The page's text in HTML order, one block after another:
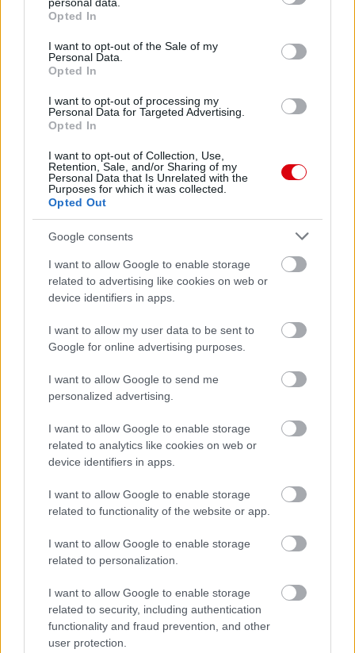
grant or deny consent to Google and its third-party tags to
use your data for below specified purposes in below Google
consent section.
Opted In
I want to opt-out of the Sale of my
Personal Data.
Opted In
I want to opt-out of processing my
Personal Data for Targeted Advertising.
Opted In
I want to opt-out of Collection, Use,
Retention, Sale, and/or Sharing of my
Personal Data that Is Unrelated with the
Purposes for which it was collected.
Opted Out
Google consents
I want to allow Google to enable storage
related to advertising like cookies on web or
device identifiers in apps.
I want to allow my user data to be sent to
Google for online advertising purposes.
I want to allow Google to send me
personalized advertising.
I want to allow Google to enable storage
related to analytics like cookies on web or
device identifiers in apps.
I want to allow Google to enable storage
related to functionality of the website or app.
I want to allow Google to enable storage
related to personalization.
I want to allow Google to enable storage
related to security, including authentication
functionality and fraud prevention, and other
user protection.
Meccs Center
Paris Saint-Germain
Felkészülési szezon 4. mérkőzés
Nya Ullevi, Göteborg
1 nap 18 óra 23 perc 18 másodperc
Leeds United vs Manchester United
ELŐZŐ MÉRKŐZÉSEK